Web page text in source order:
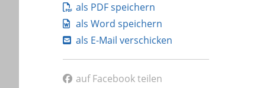
als PDF speichern
als Word speichern
als E-Mail verschicken
auf Facebook teilen